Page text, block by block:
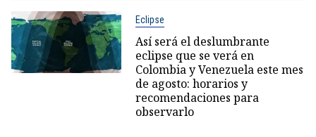
Eclipse
Así será el deslumbrante
eclipse que se verá en
Colombia y Venezuela este mes
de agosto: horarios y
recomendaciones para
observarlo